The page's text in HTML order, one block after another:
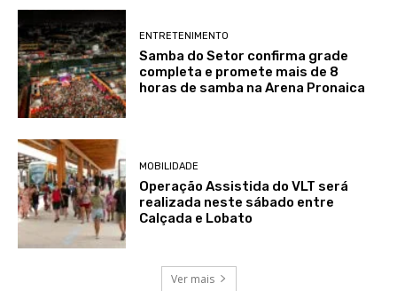
ENTRETENIMENTO
Samba do Setor confirma grade
completa e promete mais de 8
horas de samba na Arena Pronaica
MOBILIDADE
Operação Assistida do VLT será
realizada neste sábado entre
Calçada e Lobato
Ver mais